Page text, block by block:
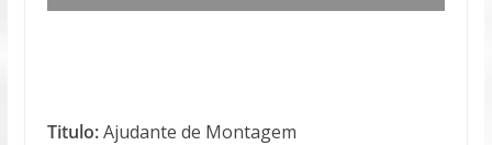
Titulo:Ajudante de Montagem